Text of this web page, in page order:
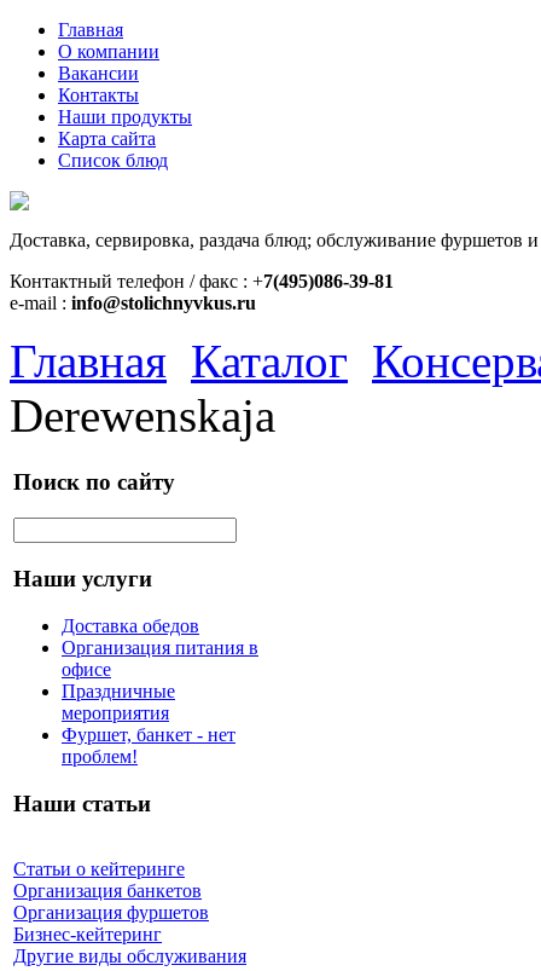
Главная
О компании
Вакансии
Контакты
Наши продукты
Карта сайта
Список блюд
Доставка, сервировка, раздача блюд; обслуживание фуршетов
Контактный телефон / факс : +7(495)086-39-81
e-mail : info@stolichnyvkus.ru
Главная Каталог
Derewenskaja
Поиск по сайту
Наши услуги
Доставка обедов
Организация питания в
офисе
Праздничные
мероприятия
Фуршет, банкет - нет
проблем!
Наши статьи
Статьи о кейтеринге
Организация банкетов
Организация фуршетов
Бизнес-кейтеринг
Другие виды обслуживания